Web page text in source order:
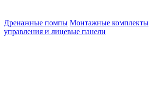
Дренажные помпы Монтажные комплекты
управления и лицевые панели